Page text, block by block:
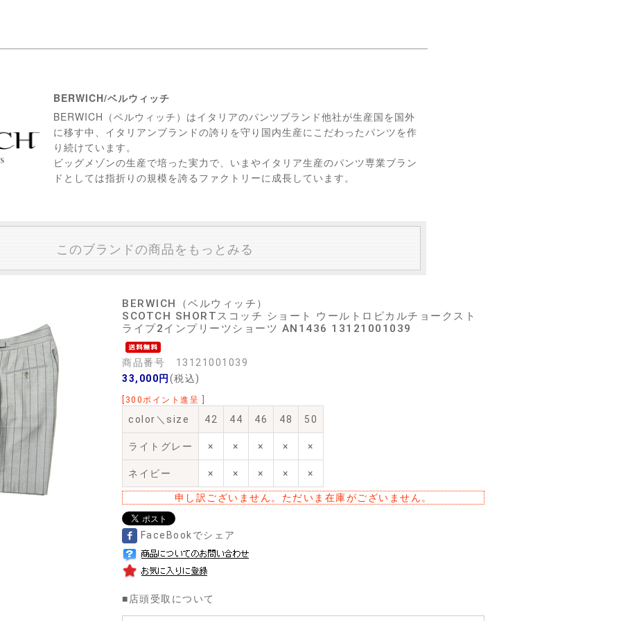
BERWICH/ベルウィッチ
BERWICH（ベルウィッチ）はイタリアのパンツブランド他社が生産国を国外
に移す中、イタリアンブランドの誇りを守り国内生産にこだわったパンツを作
り続けています。
ビッグメゾンの生産で培った実力で、いまやイタリア生産のパンツ専業ブラン
ドとしては指折りの規模を誇るファクトリーに成長しています。
このブランドの商品をもっとみる
BERWICH（ベルウィッチ）
SCOTCH SHORTスコッチ ショート ウールトロピカルチョークスト
ライプ2インプリーツショーツ AN1436 13121001039
商品番号 13121001039
33,000円 (税込)
[300ポイント進呈 ]
color＼size 42 44 46 48 50
ライトグレー × × × × ×
ネイビー × × × × ×
申し訳ございません。ただいま在庫がございません。
FaceBookでシェア
■店頭受取について